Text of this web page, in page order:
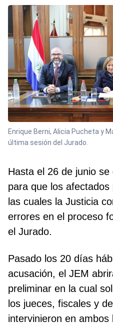
Enrique Berni, Alicia Pucheta y
última sesión del Jurado.
Hasta el 26 de junio
para que los
las cuales la Justicia
errores en el proceso
el Jurado.
Pasado los 20 días
acusación, el JEM
preliminar en la cual
los jueces, fiscales y
intervinieron en ambos